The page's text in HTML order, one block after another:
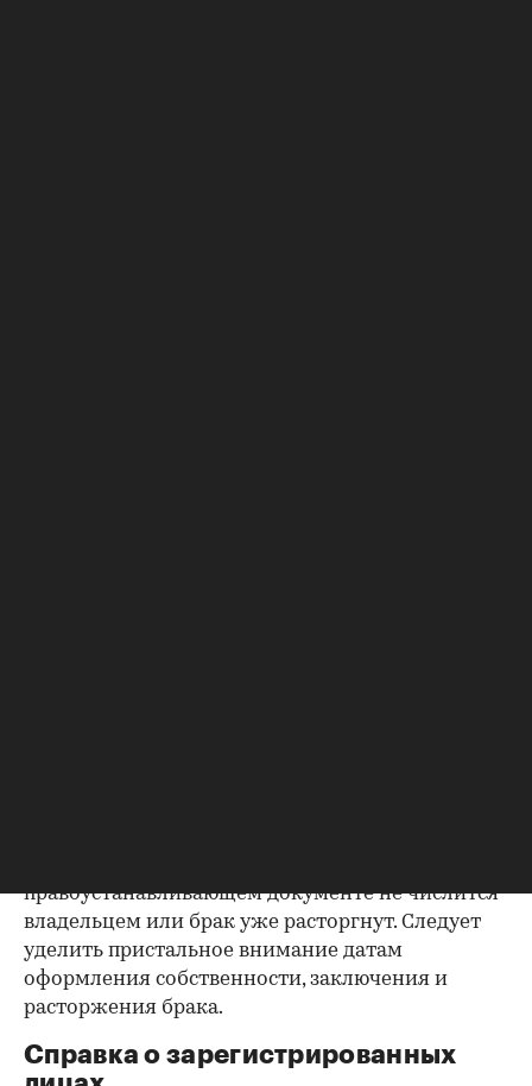
правоустанавливающем документе не числится
владельцем или брак уже расторгнут. Следует
уделить пристальное внимание датам
оформления собственности, заключения и
расторжения брака.
Справка о зарегистрированных